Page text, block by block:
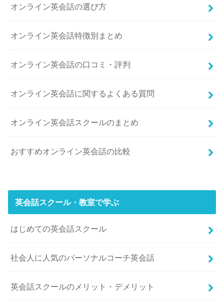
オンライン英会話の選び方
オンライン英会話特徴別まとめ
オンライン英会話の口コミ・評判
オンライン英会話に関するよくある質問
オンライン英会話スクールのまとめ
おすすめオンライン英会話の比較
英会話スクール・教室で学ぶ
はじめての英会話スクール
社会人に人気のパーソナルコーチ英会話
英会話スクールのメリット・デメリット